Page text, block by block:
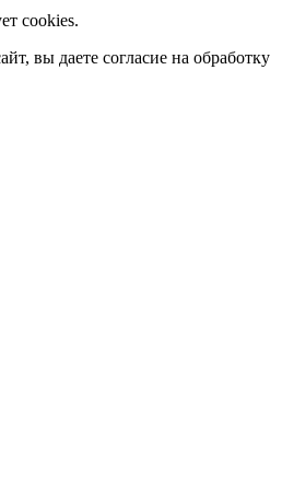
cookies.
вы даете согласие на обработку